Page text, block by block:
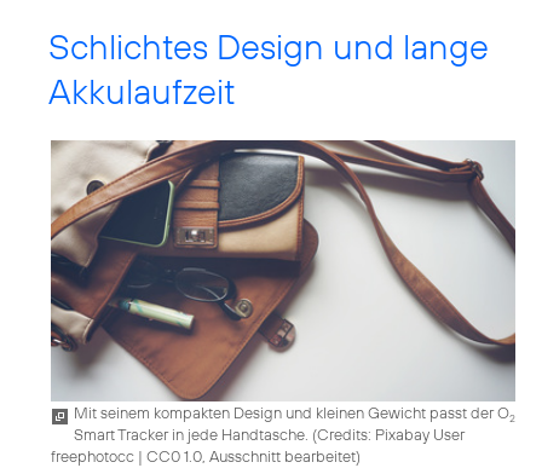
Schlichtes Design und lange
Akkulaufzeit
Mit seinem kompakten Design und kleinen Gewicht passt der O2
Smart Tracker in jede Handtasche. (Credits: Pixabay User
freephotocc | CC0 1.0, Ausschnitt bearbeitet)